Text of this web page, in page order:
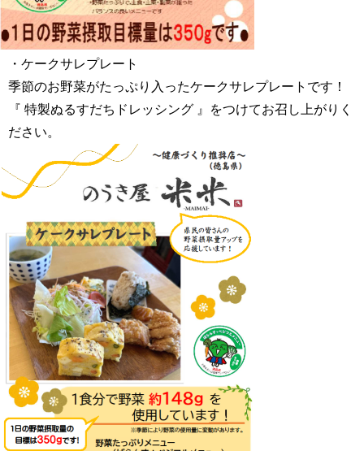
・ケークサレプレート
季節のお野菜がたっぷり入ったケークサレプレートです！
『 特製ぬるすだちドレッシング 』をつけてお召し上がりく
ださい。